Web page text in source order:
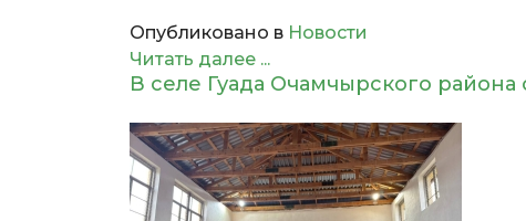
Опубликовано в Новости
Читать далее ...
В селе Гуада Очамчырского